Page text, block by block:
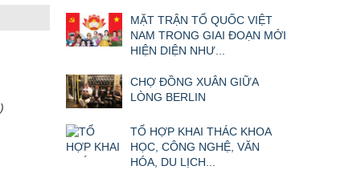
MẶT TRẬN TỔ QUỐC VIỆT
NAM TRONG GIAI ĐOẠN MỚI
HIỆN DIỆN NHƯ...
CHỢ ĐỒNG XUÂN GIỮA
LÒNG BERLIN
TỔ HỢP KHAI THÁC KHOA
HỌC, CÔNG NGHỆ, VĂN
HÓA, DU LỊCH...